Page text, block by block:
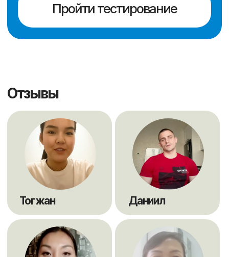
® "Scholarships" Свидетельство на товарный знак
№74549 от РГП «Национальный институт
интеллектуальной собственности» МЮ РК г.
Астана